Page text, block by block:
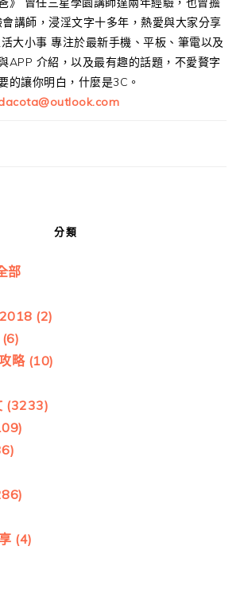
講師，浸淫文字十多年，熱愛與大家分享
大小事 專注於最新手機、平板、筆電以及
APP 介紹，以及最有趣的話題，不愛贅字
的讓你明白，什麼是3C。
分類
部
(2)
略 (10)
(3233)
(4)